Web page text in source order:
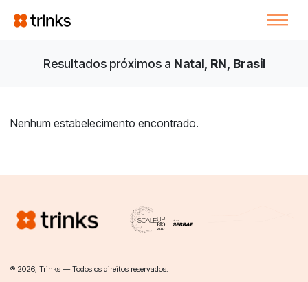
Resultados próximos a Natal, RN, Brasil
Nenhum estabelecimento encontrado.
® 2026, Trinks — Todos os direitos reservados.